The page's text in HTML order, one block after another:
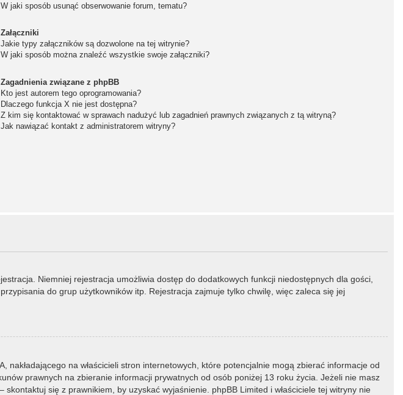
W jaki sposób usunąć obserwowanie forum, tematu?
Załączniki
Jakie typy załączników są dozwolone na tej witrynie?
W jaki sposób można znaleźć wszystkie swoje załączniki?
Zagadnienia związane z phpBB
Kto jest autorem tego oprogramowania?
Dlaczego funkcja X nie jest dostępna?
Z kim się kontaktować w sprawach nadużyć lub zagadnień prawnych związanych z tą witryną?
Jak nawiązać kontakt z administratorem witryny?
Niemniej rejestracja umożliwia dostęp do dodatkowych funkcji niedostępnych dla gości,
do grup użytkowników itp. Rejestracja zajmuje tylko chwilę, więc zaleca się jej
na właścicieli stron internetowych, które potencjalnie mogą zbierać informacje od
prawnych na zbieranie informacji prywatnych od osób poniżej 13 roku życia. Jeżeli nie masz
się z prawnikiem, by uzyskać wyjaśnienie. phpBB Limited i właściciele tej witryny nie